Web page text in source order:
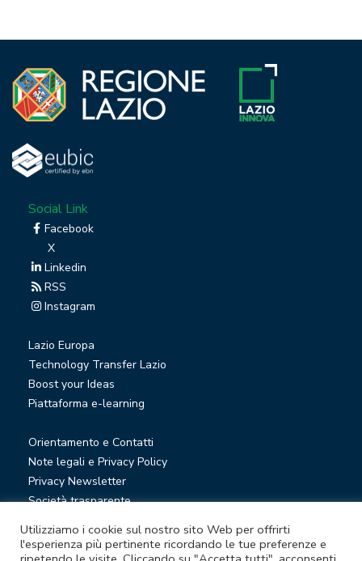
Social Link
Facebook
X
Linkedin
RSS
Instagram
Lazio Europa
Technology Transfer Lazio
Boost your Ideas
Piattaforma e-learning
Orientamento e Contatti
Note legali e Privacy Policy
Privacy Newsletter
Società trasparente
Utilizziamo i cookie sul nostro sito Web per offrirti
l'esperienza più pertinente ricordando le tue preferenze e